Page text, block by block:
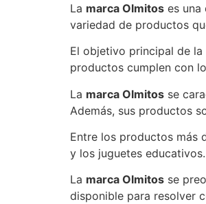
La marca Olmitos es una
variedad de productos
El objetivo principal de la
productos cumplen con
La marca Olmitos se
Además, sus productos
Entre los productos más
y los juguetes educativos.
La marca Olmitos se
disponible para resolver